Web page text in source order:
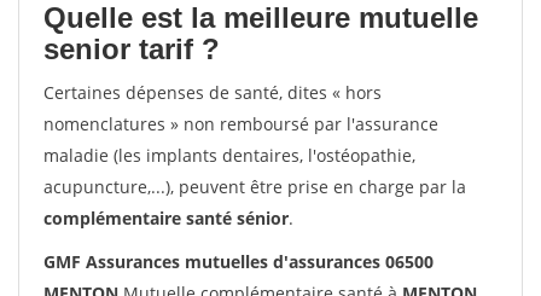
Quelle est la meilleure mutuelle
senior tarif ?
Certaines dépenses de santé, dites « hors
nomenclatures » non remboursé par l'assurance
maladie (les implants dentaires, l'ostéopathie,
acupuncture,...), peuvent être prise en charge par la
complémentaire santé sénior.
GMF Assurances mutuelles d'assurances 06500